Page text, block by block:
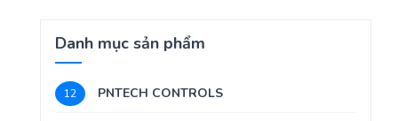
Nhà sản xuất thiết bị điều khiển
Cung cấp giải pháp quản lý cho toà nhà (BMS)
Bài viết
Hợp tác
Danh mục sản phẩm
12 PNTECH CONTROLS